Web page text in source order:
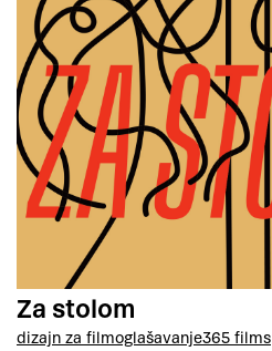
Za stolom
dizajn za filmoglašavanje365 films